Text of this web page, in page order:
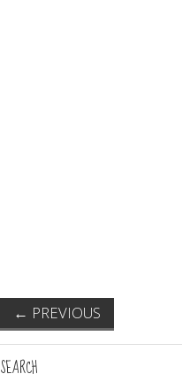
← PREVIOUS
SEARCH